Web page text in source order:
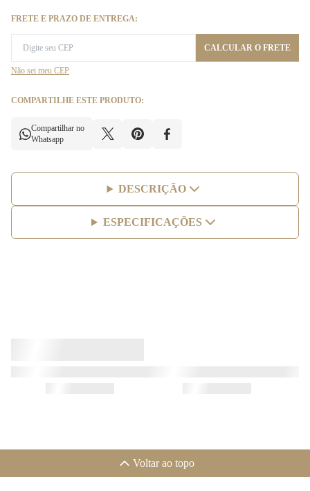
FRETE E PRAZO DE ENTREGA:
CALCULAR O FRETE
Não sei meu CEP
COMPARTILHE ESTE PRODUTO:
Compartilhar no
Whatsapp
DESCRIÇÃO
ESPECIFICAÇÕES
Voltar ao topo